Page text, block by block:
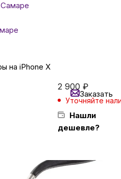
для детей
ТВ и проекторы
на iPhone X
2 900 ₽
Уточняйте
Нашли
дешевле?
Заказать